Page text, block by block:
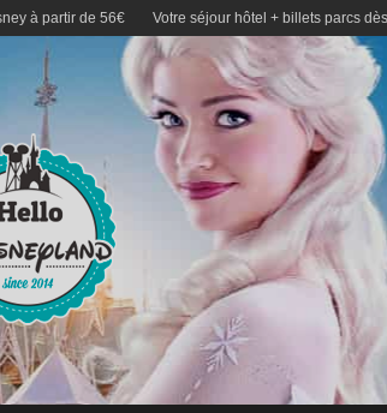
à partir de 56€ Votre séjour hôtel + billets parcs